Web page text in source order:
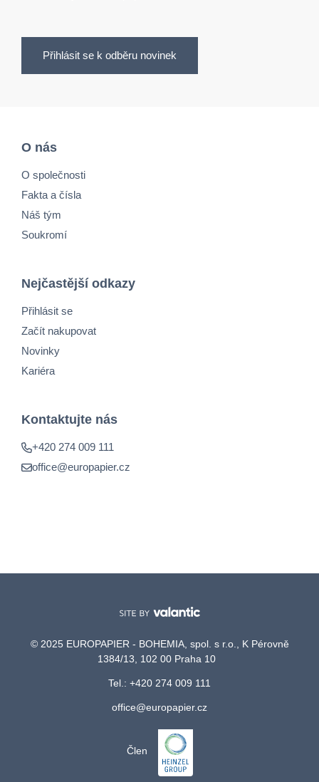
Přihlásit se k odběru novinek
O nás
O společnosti
Fakta a čísla
Náš tým
Soukromí
Nejčastější odkazy
Přihlásit se
Začít nakupovat
Novinky
Kariéra
Kontaktujte nás
+420 274 009 111
office@europapier.cz
© 2025 EUROPAPIER - BOHEMIA, spol. s r.o., K Pérovně
1384/13, 102 00 Praha 10
Tel.: +420 274 009 111
office@europapier.cz
Člen